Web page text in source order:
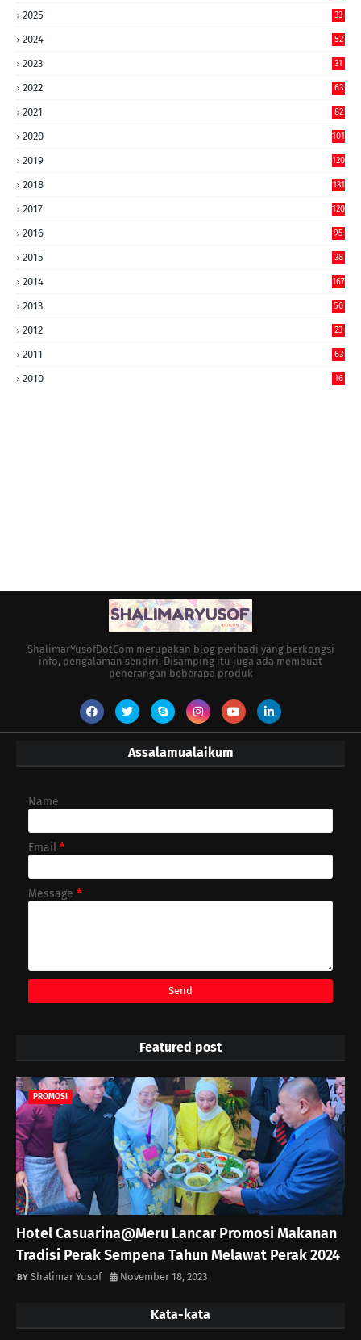
2025 33
2024 52
2023 31
2022 63
2021 82
2020 101
2019 120
2018 131
2017 120
2016 95
2015 38
2014 167
2013 50
2012 23
2011 63
2010 16
ShalimarYusofDotCom merupakan blog peribadi yang berkongsi
info, pengalaman sendiri. Disamping itu juga ada membuat
penerangan beberapa produk
Assalamualaikum
Name
Email *
Message *
Featured post
PROMOSI
Hotel Casuarina@Meru Lancar Promosi Makanan
Tradisi Perak Sempena Tahun Melawat Perak 2024
Shalimar Yusof November 18, 2023
Kata-kata